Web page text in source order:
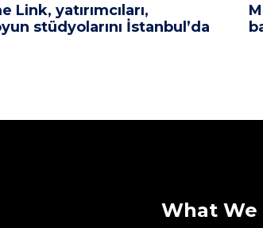
Link, yatırımcıları,
stüdyolarını İstanbul’da
What We